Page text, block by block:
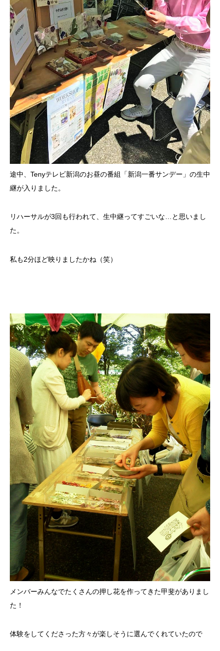
途中、Tenyテレビ新潟のお昼の番組「新潟一番サンデー」の生中
継が入りました。
リハーサルが3回も行われて、生中継ってすごいな…と思いまし
た。
私も2分ほど映りましたかね（笑）
メンバーみんなでたくさんの押し花を作ってきた甲斐がありまし
た！
体験をしてくださった方々が楽しそうに選んでくれていたので